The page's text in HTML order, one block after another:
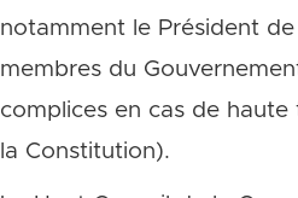
notamment le Président
membres du
complices en cas de
la Constitution).